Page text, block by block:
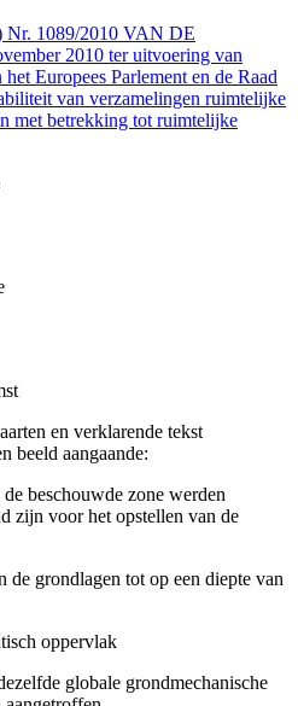
1089/2010 VAN DE
2010 ter uitvoering van
Europees Parlement en de Raad
van verzamelingen ruimtelijke
met betrekking tot ruimtelijke
en verklarende tekst
beeld aangaande:
beschouwde zone werden
zijn voor het opstellen van de
de grondlagen tot op een diepte van
oppervlak
globale grondmechanische